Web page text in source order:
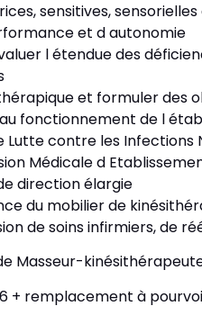
sensitives,
et d autonomie
l étendue des
et formuler des
fonctionnement de l
contre les Infections
Médicale d
direction élargie
du mobilier de
de soins infirmiers, de
Masseur-
+ remplacement à